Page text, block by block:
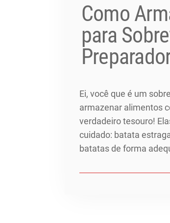
Como
para
Ei, você que é um
armazenar alimentos
verdadeiro tesouro!
cuidado: batata
batatas de forma